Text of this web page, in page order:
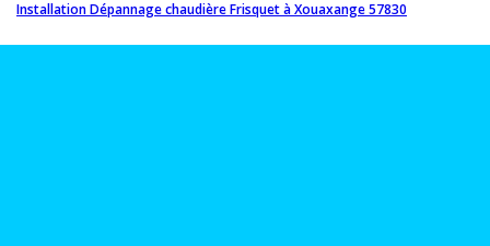
Installation Dépannage chaudière Frisquet à Xouaxange 57830